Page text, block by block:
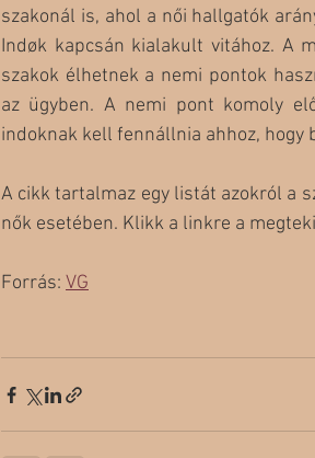
szakonál is, ahol a női hallgatók
Indøk kapcsán kialakult vitához. A
szakok élhetnek a nemi pontok
az ügyben. A nemi pont komoly
indoknak kell fennállnia ahhoz, hogy
A cikk tartalmaz egy listát azokról a
nők esetében. Klikk a linkre a
Forrás: VG